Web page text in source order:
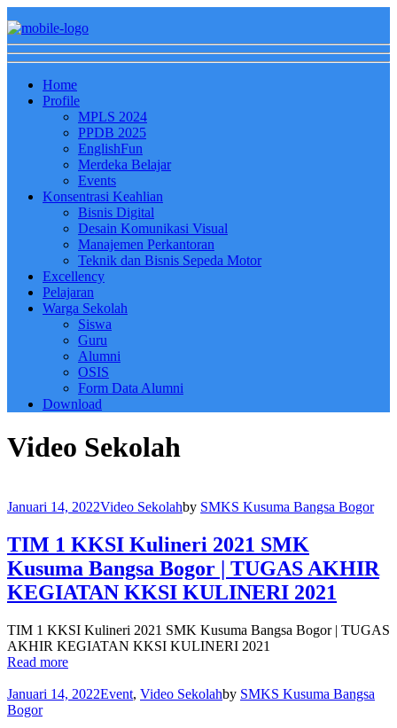
Home
Profile
MPLS 2024
PPDB 2025
EnglishFun
Merdeka Belajar
Events
Konsentrasi Keahlian
Bisnis Digital
Desain Komunikasi Visual
Manajemen Perkantoran
Teknik dan Bisnis Sepeda Motor
Excellency
Pelajaran
Warga Sekolah
Siswa
Guru
Alumni
OSIS
Form Data Alumni
Download
Video Sekolah
Januari 14, 2022Video Sekolahby SMKS Kusuma Bangsa Bogor
TIM 1 KKSI Kulineri 2021 SMK
Kusuma Bangsa Bogor | TUGAS AKHIR
KEGIATAN KKSI KULINERI 2021
TIM 1 KKSI Kulineri 2021 SMK Kusuma Bangsa Bogor | TUGAS
AKHIR KEGIATAN KKSI KULINERI 2021
Read more
Januari 14, 2022Event, Video Sekolahby SMKS Kusuma Bangsa
Bogor